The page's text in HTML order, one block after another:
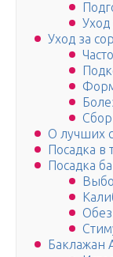
Уход
Уход за
О лучших
Посадка в
Посадка
Баклажан